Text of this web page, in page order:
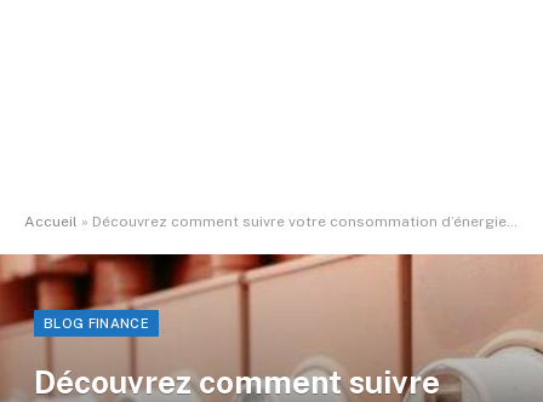
Accueil » Découvrez comment suivre votre consommation d’énergie et relever votre compteur Linky grâce à l’espace client d’Enedis.
BLOG FINANCE
Découvrez comment suivre